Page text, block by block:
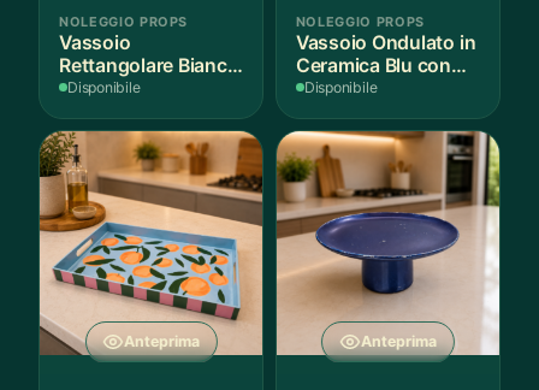
NOLEGGIO PROPS
Vassoio
Rettangolare Bianco
per Scenografie
Disponibile
NOLEGGIO PROPS
Vassoio Ondulato in
Ceramica Blu con
Bordo Dorato
Disponibile
Anteprima Anteprima